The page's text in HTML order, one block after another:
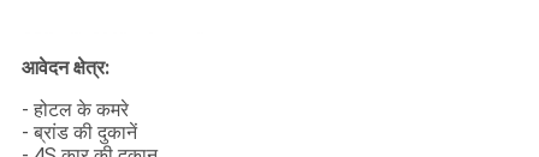
आवेदन क्षेत्र:
- होटल के कमरे
- ब्रांड की दुकानें